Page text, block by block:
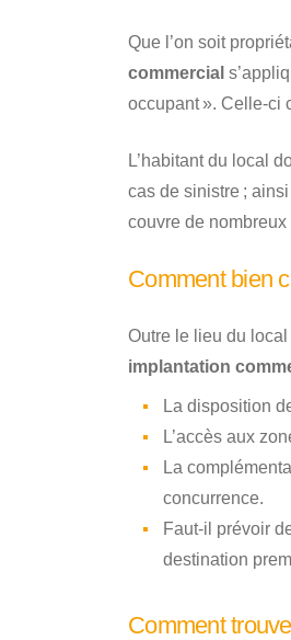
Que l’on soit
commercial
occupant ». Celle-ci
L’habitant du local
cas de sinistre ;
couvre de
Comment bien
Outre le lieu du
implantation
La disposition
L’accès aux
La
concurrence.
Faut-il prévoir
destination
Comment